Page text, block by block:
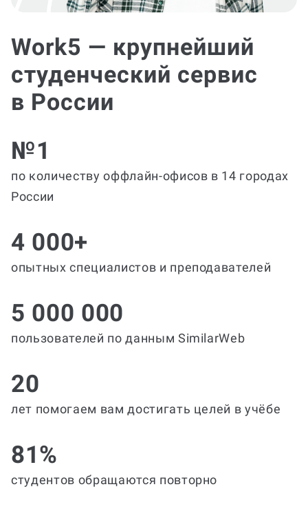
Work5 — крупнейший
студенческий сервис
в России
№1
по количеству оффлайн-офисов в 14 городах
России
4 000+
опытных специалистов и преподавателей
5 000 000
пользователей по данным SimilarWeb
20
лет помогаем вам достигать целей в учёбе
81%
студентов обращаются повторно